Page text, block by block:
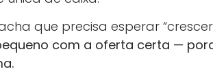
que precisa esperar
com a oferta certa —